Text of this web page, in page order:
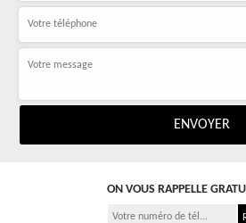
ON VOUS RAPPELLE